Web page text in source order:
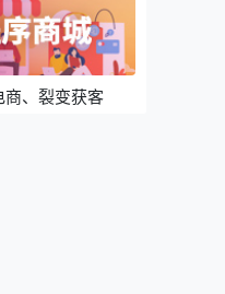
、裂变获客